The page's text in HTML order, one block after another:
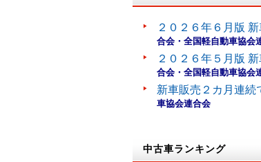
２０２６年６月版
合会・全国軽自動車協会
２０２６年５月版
合会・全国軽自動車協会
新車販売２カ月連続
車協会連合会
中古車ランキング